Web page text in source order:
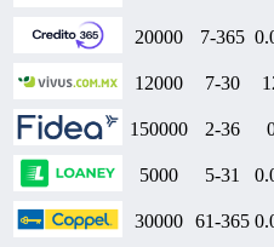
20000 7-365
12000 7-30
150000 2-36
5000 5-31
30000 61-365